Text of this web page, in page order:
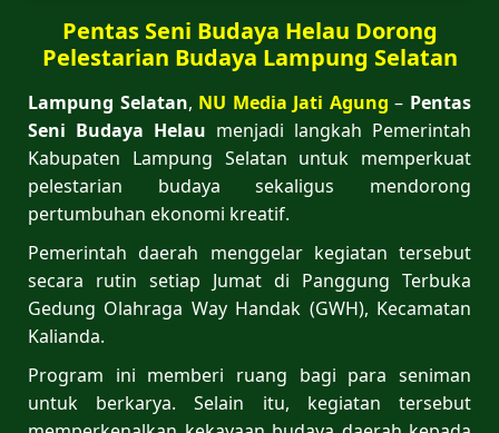
Pentas Seni Budaya Helau Dorong
Pelestarian Budaya Lampung Selatan
Lampung Selatan, NU Media Jati Agung – Pentas
Seni Budaya Helau menjadi langkah Pemerintah
Kabupaten Lampung Selatan untuk memperkuat
pelestarian budaya sekaligus mendorong
pertumbuhan ekonomi kreatif.
Pemerintah daerah menggelar kegiatan tersebut
secara rutin setiap Jumat di Panggung Terbuka
Gedung Olahraga Way Handak (GWH), Kecamatan
Kalianda.
Program ini memberi ruang bagi para seniman
untuk berkarya. Selain itu, kegiatan tersebut